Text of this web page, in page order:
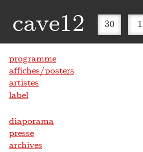
cave12 30 1
programme
affiches/posters
artistes
label
diaporama
presse
archives